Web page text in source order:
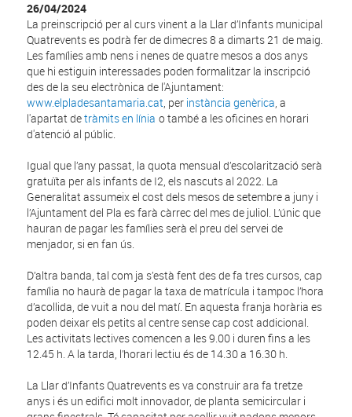
26/04/2024
La preinscripció per al curs vinent a la Llar d’Infants municipal
Quatrevents es podrà fer de dimecres 8 a dimarts 21 de maig.
Les famílies amb nens i nenes de quatre mesos a dos anys
que hi estiguin interessades poden formalitzar la inscripció
des de la seu electrònica de l'Ajuntament:
www.elpladesantamaria.cat, per instància genèrica, a
l'apartat detràmits en línia o també a les oficines en horari
d'atenció al públic.
Igual que l’any passat, la quota mensual d’escolarització serà
gratuïta per als infants de I2, els nascuts al 2022. La
Generalitat assumeix el cost dels mesos de setembre a juny i
l’Ajuntament del Pla es farà càrrec del mes de juliol. L’únic que
hauran de pagar les famílies serà el preu del servei de
menjador, si en fan ús.
D’altra banda, tal com ja s’està fent des de fa tres cursos, cap
família no haurà de pagar la taxa de matrícula i tampoc l’hora
d’acollida, de vuit a nou del matí. En aquesta franja horària es
poden deixar els petits al centre sense cap cost addicional.
Les activitats lectives comencen a les 9.00 i duren fins a les
12.45 h. A la tarda, l’horari lectiu és de 14.30 a 16.30 h.
La Llar d’Infants Quatrevents es va construir ara fa tretze
anys i és un edifici molt innovador, de planta semicircular i